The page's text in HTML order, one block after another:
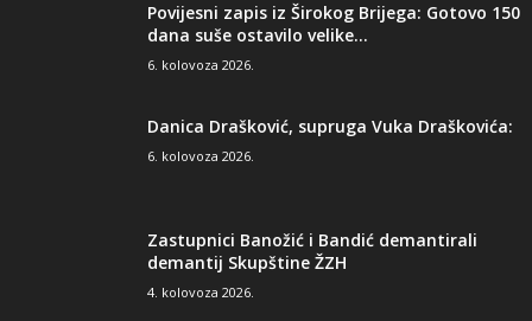
Povijesni zapis iz Širokog Brijega: Gotovo 150
dana suše ostavilo velike...
6. kolovoza 2026.
Danica Drašković, supruga Vuka Draškovića:
6. kolovoza 2026.
Zastupnici Banožić i Bandić demantirali
demantij Skupštine ŽZH
4. kolovoza 2026.